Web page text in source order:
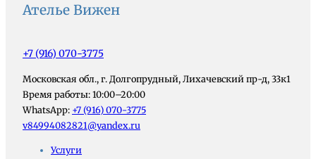
Ателье Вижен
+7 (916) 070-3775
Московская обл., г. Долгопрудный, Лихачевский пр-д, 33к1
Время работы: 10:00–20:00
WhatsApp: +7 (916) 070-3775
v84994082821@yandex.ru
Услуги